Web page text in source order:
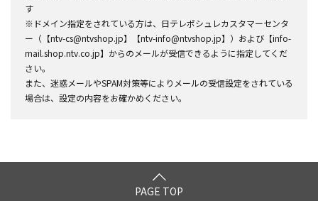
す
※ドメイン指定をされている方は、日テレポシュレカスタマーセンタ
ー（【ntv-cs@ntvshop.jp】【ntv-info@ntvshop.jp】）および【info-
mail.shop.ntv.co.jp】からのメールが受信できるように指定してくだ
さい。
また、迷惑メールやSPAM対策等によりメールの受信設定をされている
場合は、設定の内容をお確かめください。
PAGE TOP